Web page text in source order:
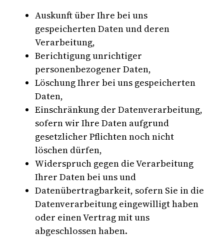
Auskunft über Ihre bei uns
gespeicherten Daten und deren
Verarbeitung,
Berichtigung unrichtiger
personenbezogener Daten,
Löschung Ihrer bei uns gespeicherten
Daten,
Einschränkung der Datenverarbeitung,
sofern wir Ihre Daten aufgrund
gesetzlicher Pflichten noch nicht
löschen dürfen,
Widerspruch gegen die Verarbeitung
Ihrer Daten bei uns und
Datenübertragbarkeit, sofern Sie in die
Datenverarbeitung eingewilligt haben
oder einen Vertrag mit uns
abgeschlossen haben.